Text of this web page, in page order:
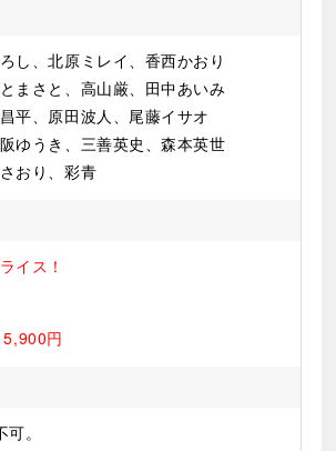
し、北原ミレイ、香西かおり
まさと、高山厳、田中あいみ
平、原田波人、尾藤イサオ
ゆうき、三善英史、森本英世
おり、彩青
イス！
5,900円
。